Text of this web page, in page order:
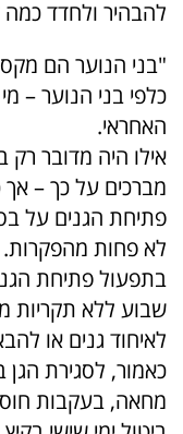
להבהיר ולחדד כמה
"בני הנוער הם
כלפי בני הנוער –
האחראי.
אילו היה מדובר רק
מברכים על כך –
פתיחת הגנים על
לא פחות
בתפעול פתיחת
שבוע ללא תקריות
לאיחוד גנים או
כאמור, לסגירת
מחאה, בעקבות